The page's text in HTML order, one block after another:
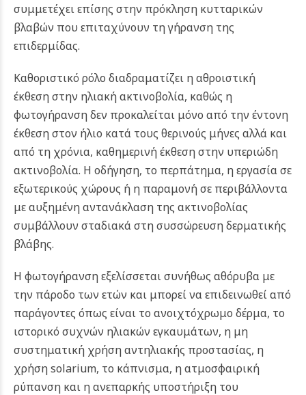
συμμετέχει επίσης στην πρόκληση κυτταρικών
βλαβών που επιταχύνουν τη γήρανση της
επιδερμίδας.
Καθοριστικό ρόλο διαδραματίζει η αθροιστική
έκθεση στην ηλιακή ακτινοβολία, καθώς η
φωτογήρανση δεν προκαλείται μόνο από την έντονη
έκθεση στον ήλιο κατά τους θερινούς μήνες αλλά και
από τη χρόνια, καθημερινή έκθεση στην υπεριώδη
ακτινοβολία. Η οδήγηση, το περπάτημα, η εργασία σε
εξωτερικούς χώρους ή η παραμονή σε περιβάλλοντα
με αυξημένη αντανάκλαση της ακτινοβολίας
συμβάλλουν σταδιακά στη συσσώρευση δερματικής
βλάβης.
Η φωτογήρανση εξελίσσεται συνήθως αθόρυβα με
την πάροδο των ετών και μπορεί να επιδεινωθεί από
παράγοντες όπως είναι το ανοιχτόχρωμο δέρμα, το
ιστορικό συχνών ηλιακών εγκαυμάτων, η μη
συστηματική χρήση αντηλιακής προστασίας, η
χρήση solarium, το κάπνισμα, η ατμοσφαιρική
ρύπανση και η ανεπαρκής υποστήριξη του